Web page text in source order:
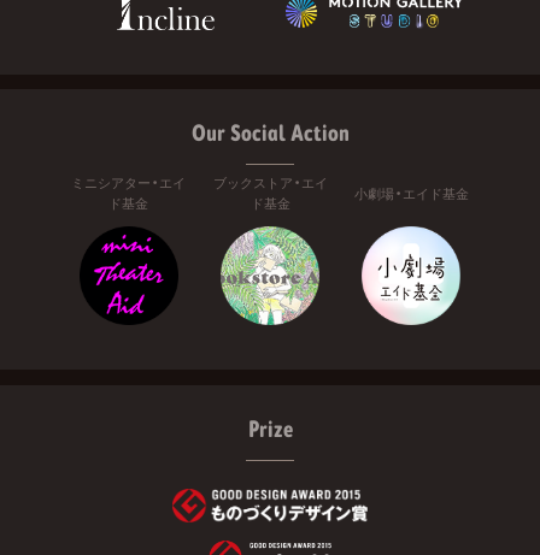
Our Social Action
ミニシアター・エイ
ド基金
ブックストア・エイ
ド基金
小劇場・エイド基金
Prize